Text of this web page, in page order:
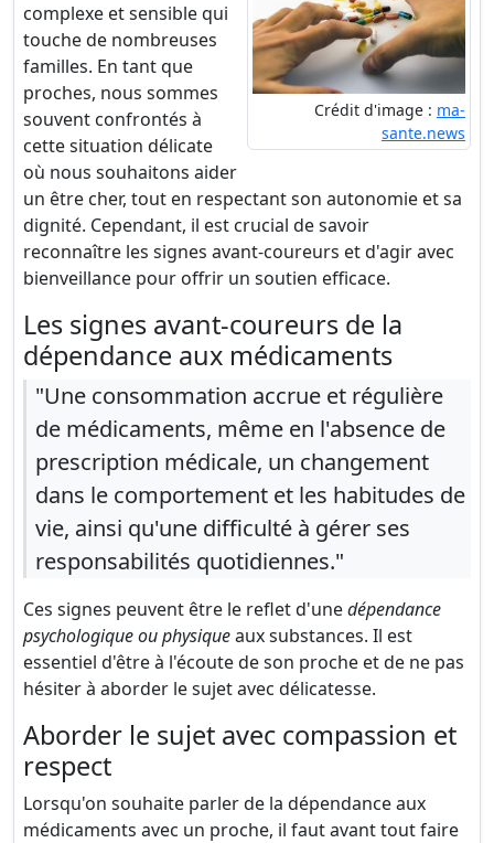
Crédit d'image : ma-
sante.news
complexe et sensible qui
touche de nombreuses
familles. En tant que
proches, nous sommes
souvent confrontés à
cette situation délicate
où nous souhaitons aider
un être cher, tout en respectant son autonomie et sa
dignité. Cependant, il est crucial de savoir
reconnaître les signes avant-coureurs et d'agir avec
bienveillance pour offrir un soutien efficace.
Les signes avant-coureurs de la
dépendance aux médicaments
"Une consommation accrue et régulière
de médicaments, même en l'absence de
prescription médicale, un changement
dans le comportement et les habitudes de
vie, ainsi qu'une difficulté à gérer ses
responsabilités quotidiennes."
Ces signes peuvent être le reflet d'unedépendance
psychologique ou physiqueaux substances. Il est
essentiel d'être à l'écoute de son proche et de ne pas
hésiter à aborder le sujet avec délicatesse.
Aborder le sujet avec compassion et
respect
Lorsqu'on souhaite parler de la dépendance aux
médicaments avec un proche, il faut avant tout faire